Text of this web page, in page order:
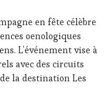
en fête célèbre
oenologiques
L’événement vise à
avec des circuits
la destination Les